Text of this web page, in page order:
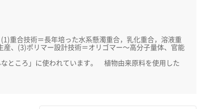
合技術＝長年培った水系懸濁重合，乳化重合，溶液重
、(3)ポリマー設計技術＝オリゴマー～高分子量体、官能
ところ」に使われています。 植物由来原料を使用した